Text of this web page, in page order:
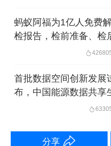
华泰资产首席经济
表示，经济的转型
值，还是产量、投
持非常快的速度。
业发展、支持民间
蚂蚁阿福为1亿人免费
检报告，检前准备、检
4268
首批数据空间创新发展
布，中国能源数据共享
633
分享